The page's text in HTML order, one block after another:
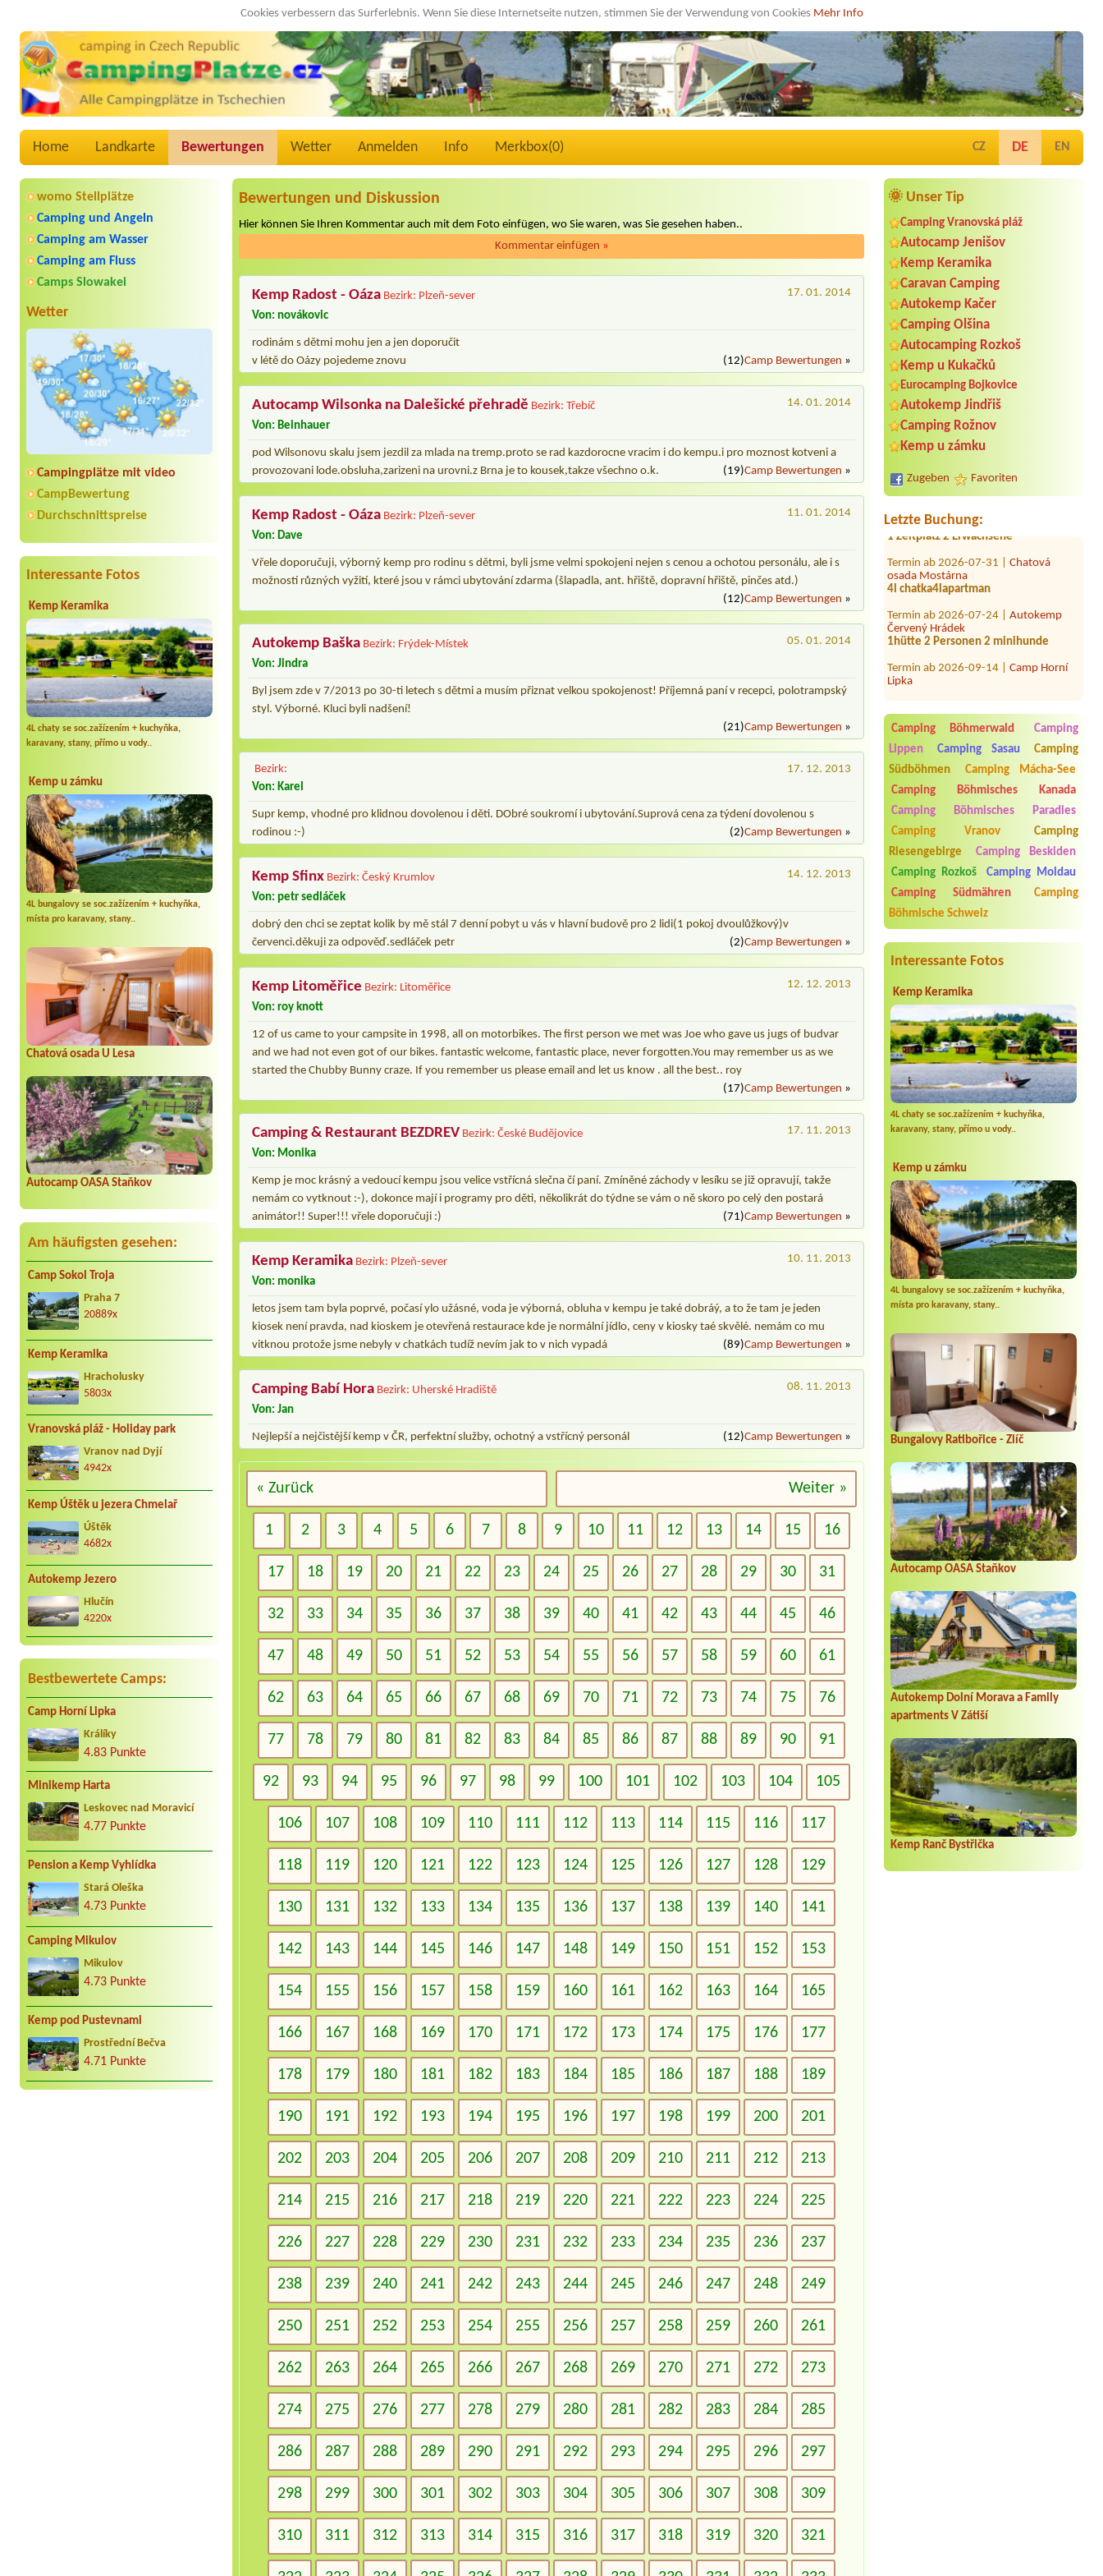
Cookies verbessern das Surferlebnis. Wenn Sie diese Internetseite nutzen, stimmen Sie der Verwendung von Cookies Mehr Info
Home Landkarte Bewertungen Wetter Anmelden Info Merkbox(0) CZ DE EN
womo Stellplätze
Camping und Angeln
Camping am Wasser
Camping am Fluss
Camps Slowakei
Wetter
Campingplätze mit video
CampBewertung
Durchschnittspreise
Interessante Fotos
Kemp Keramika
4L chaty se soc.zažízením + kuchyňka,
karavany, stany, přímo u vody..
Kemp u zámku
4L bungalovy se soc.zažízením + kuchyňka,
místa pro karavany, stany..
Chatová osada U Lesa
Autocamp OASA Staňkov
Am häufigsten gesehen:
Camp Sokol Troja
Praha 7
20889x
Kemp Keramika
Hracholusky
5803x
Vranovská pláž - Holiday park
Vranov nad Dyjí
4942x
Kemp Úštěk u jezera Chmelař
Úštěk
4682x
Autokemp Jezero
Hlučín
4220x
Bestbewertete Camps:
Camp Horní Lipka
Králíky
4.83 Punkte
Minikemp Harta
Leskovec nad Moravicí
4.77 Punkte
Pension a Kemp Vyhlídka
Stará Oleška
4.73 Punkte
Camping Mikulov
Mikulov
4.73 Punkte
Kemp pod Pustevnami
Prostřední Bečva
4.71 Punkte
🌞 Unser Tip
Camping Vranovská pláž
Autocamp Jenišov
Kemp Keramika
Caravan Camping
Autokemp Kačer
Camping Olšina
Autocamping Rozkoš
Kemp u Kukačků
Eurocamping Bojkovice
Autokemp Jindřiš
Camping Rožnov
Kemp u zámku
Zugeben Favoriten
Letzte Buchung:
Termin ab 2026-07-29 |
Knížecí rybník
Termin ab 2026-07-26 |
1 Zeltplatz 2 Erwachsene
Termin ab 2026-07-31 |Chatová
osada Mostárna
4l chatka4lapartman
Termin ab 2026-07-24 |
Červený Hrádek
1hütte 2 Personen 2 minihunde
Termin ab 2026-09-14 |Camp Horní
Lipka
Termin ab 2026-08-04 |
1 místo pro stan u vody pro dvě osoby
Erika
1 stan + 2 osoba
Termin ab 2026-08-07 |Autocamp
Zátiší
1 chatka 4L
Termin ab 2026-08-19 |
Camp Vřesná
1x Zelt und 2 Personen
Termin ab 2026-08-04 |
Autokempink
Dřenice
1Wohnwagen
Camping Böhmerwald
Camping
Lippen
Camping Sasau
Camping
Südböhmen
Camping Mácha-See
Camping Böhmisches Kanada
Camping Böhmisches Paradies
Camping Vranov
Camping
Riesengebirge
Camping Beskiden
Camping Rozkoš
Camping Moldau
Camping Südmähren
Camping
Böhmische Schweiz
Interessante Fotos
Kemp Keramika
4L chaty se soc.zažízením + kuchyňka,
karavany, stany, přímo u vody..
Kemp u zámku
4L bungalovy se soc.zažízením + kuchyňka,
místa pro karavany, stany..
Bungalovy Ratibořice - Zlíč
Autocamp OASA Staňkov
Autokemp Dolní Morava a Family
apartments V Zátiší
Kemp Ranč Bystřička
Bewertungen und Diskussion
Hier können Sie Ihren Kommentar auch mit dem Foto einfügen, wo Sie waren, was Sie gesehen haben..
Kommentar einfügen »
Kemp Radost - Oáza Bezirk: Plzeň-sever
17. 01. 2014
Von: novákovic
rodinám s dětmi mohu jen a jen doporučit
v létě do Oázy pojedeme znovu
(12)Camp Bewertungen »
Autocamp Wilsonka na Dalešické přehradě Bezirk: Třebíč
14. 01. 2014
Von: Beinhauer
pod Wilsonovu skalu jsem jezdil za mlada na tremp.proto se rad kazdorocne vracim i do kempu.i pro moznost kotveni a
provozovani lode.obsluha,zarizeni na urovni.z Brna je to kousek,takze všechno o.k.
(19)Camp Bewertungen »
Kemp Radost - Oáza Bezirk: Plzeň-sever
11. 01. 2014
Von: Dave
Vřele doporučuji, výborný kemp pro rodinu s dětmi, byli jsme velmi spokojeni nejen s cenou a ochotou personálu, ale i s
možností různých vyžití, které jsou v rámci ubytování zdarma (šlapadla, ant. hřiště, dopravní hřiště, pinčes atd.)
(12)Camp Bewertungen »
Autokemp Baška Bezirk: Frýdek-Místek
05. 01. 2014
Von: Jindra
Byl jsem zde v 7/2013 po 30-ti letech s dětmi a musím přiznat velkou spokojenost! Příjemná paní v recepci, polotrampský
styl. Výborné. Kluci byli nadšení!
(21)Camp Bewertungen »
Bezirk:
17. 12. 2013
Von: Karel
Supr kemp, vhodné pro klidnou dovolenou i děti. DObré soukromí i ubytování.Suprová cena za týdení dovolenou s
rodinou :-)
(2)Camp Bewertungen »
Kemp Sfinx Bezirk: Český Krumlov
14. 12. 2013
Von: petr sedláček
dobrý den chci se zeptat kolik by mě stál 7 denní pobyt u vás v hlavní budově pro 2 lidi(1 pokoj dvoulůžkový)v
červenci.děkuji za odpověď.sedláček petr
(2)Camp Bewertungen »
Kemp Litoměřice Bezirk: Litoměřice
12. 12. 2013
Von: roy knott
12 of us came to your campsite in 1998, all on motorbikes. The first person we met was Joe who gave us jugs of budvar
and we had not even got of our bikes. fantastic welcome, fantastic place, never forgotten.You may remember us as we
started the Chubby Bunny craze. If you remember us please email and let us know . all the best.. roy
(17)Camp Bewertungen »
Camping & Restaurant BEZDREV Bezirk: České Budějovice
17. 11. 2013
Von: Monika
Kemp je moc krásný a vedoucí kempu jsou velice vstřícná slečna čí paní. Zmíněné záchody v lesíku se již opravují, takže
nemám co vytknout :-), dokonce mají i programy pro děti, několikrát do týdne se vám o ně skoro po celý den postará
animátor!! Super!!! vřele doporučuji :)
(71)Camp Bewertungen »
Kemp Keramika Bezirk: Plzeň-sever
10. 11. 2013
Von: monika
letos jsem tam byla poprvé, počasí ylo užásné, voda je výborná, obluha v kempu je také dobráý, a to že tam je jeden
kiosek není pravda, nad kioskem je otevřená restaurace kde je normální jídlo, ceny v kiosky taé skvělé. nemám co mu
vitknou protože jsme nebyly v chatkách tudíž nevím jak to v nich vypadá
(89)Camp Bewertungen »
Camping Babí Hora Bezirk: Uherské Hradiště
08. 11. 2013
Von: Jan
Nejlepší a nejčistější kemp v ČR, perfektní služby, ochotný a vstřícný personál (12)Camp Bewertungen »
« Zurück Weiter »
1 2 3 4 5 6 7 8 9 10 11 12 13 14 15 16
17 18 19 20 21 22 23 24 25 26 27 28 29 30 31
32 33 34 35 36 37 38 39 40 41 42 43 44 45 46
47 48 49 50 51 52 53 54 55 56 57 58 59 60 61
62 63 64 65 66 67 68 69 70 71 72 73 74 75 76
77 78 79 80 81 82 83 84 85 86 87 88 89 90 91
92 93 94 95 96 97 98 99 100 101 102 103 104 105
106 107 108 109 110 111 112 113 114 115 116 117
118 119 120 121 122 123 124 125 126 127 128 129
130 131 132 133 134 135 136 137 138 139 140 141
142 143 144 145 146 147 148 149 150 151 152 153
154 155 156 157 158 159 160 161 162 163 164 165
166 167 168 169 170 171 172 173 174 175 176 177
178 179 180 181 182 183 184 185 186 187 188 189
190 191 192 193 194 195 196 197 198 199 200 201
202 203 204 205 206 207 208 209 210 211 212 213
214 215 216 217 218 219 220 221 222 223 224 225
226 227 228 229 230 231 232 233 234 235 236 237
238 239 240 241 242 243 244 245 246 247 248 249
250 251 252 253 254 255 256 257 258 259 260 261
262 263 264 265 266 267 268 269 270 271 272 273
274 275 276 277 278 279 280 281 282 283 284 285
286 287 288 289 290 291 292 293 294 295 296 297
298 299 300 301 302 303 304 305 306 307 308 309
310 311 312 313 314 315 316 317 318 319 320 321